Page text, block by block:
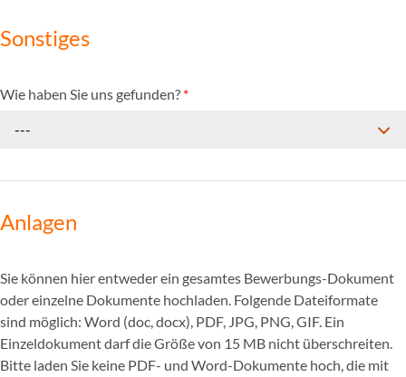
Sonstiges
Wie haben Sie uns gefunden? *
---
Anlagen
Sie können hier entweder ein gesamtes Bewerbungs-Dokument
oder einzelne Dokumente hochladen. Folgende Dateiformate
sind möglich: Word (doc, docx), PDF, JPG, PNG, GIF. Ein
Einzeldokument darf die Größe von 15 MB nicht überschreiten.
Bitte laden Sie keine PDF- und Word-Dokumente hoch, die mit